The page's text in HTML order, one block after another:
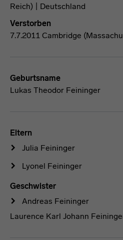
Reich) | Deutschland
Verstorben
7.7.2011 Cambridge
Geburtsname
Lukas Theodor Feininger
Eltern
Julia Feininger
Lyonel Feininger
Geschwister
Andreas Feininger
Laurence Karl Johann